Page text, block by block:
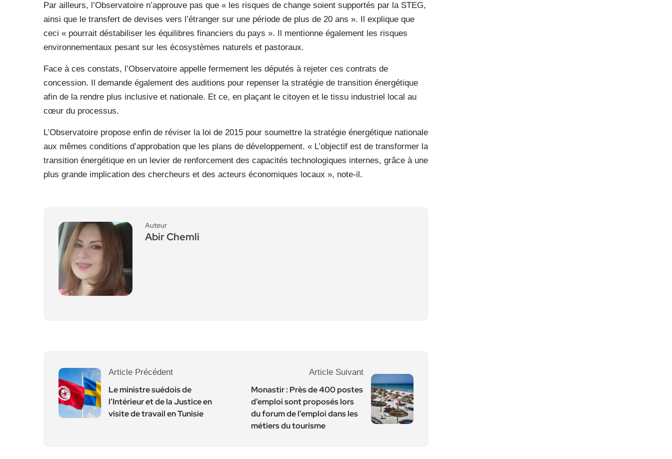
Par ailleurs, l’Observatoire n’approuve pas que « les risques de change soient supportés par la STEG,
ainsi que le transfert de devises vers l’étranger sur une période de plus de 20 ans ». Il explique que
ceci « pourrait déstabiliser les équilibres financiers du pays ». Il mentionne également les risques
environnementaux pesant sur les écosystèmes naturels et pastoraux.
Face à ces constats, l’Observatoire appelle fermement les députés à rejeter ces contrats de
concession. Il demande également des auditions pour repenser la stratégie de transition énergétique
afin de la rendre plus inclusive et nationale. Et ce, en plaçant le citoyen et le tissu industriel local au
cœur du processus.
L’Observatoire propose enfin de réviser la loi de 2015 pour soumettre la stratégie énergétique nationale
aux mêmes conditions d’approbation que les plans de développement. « L’objectif est de transformer la
transition énergétique en un levier de renforcement des capacités technologiques internes, grâce à une
plus grande implication des chercheurs et des acteurs économiques locaux », note-il.
Auteur
Abir Chemli
Article Précédent
Le ministre suédois de
l’Intérieur et de la Justice en
visite de travail en Tunisie
Article Suivant
Monastir : Près de 400 postes
d’emploi sont proposés lors
du forum de l’emploi dans les
métiers du tourisme